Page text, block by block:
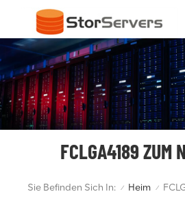
FCLGA4189 ZUM
Sie Befinden Sich In: / Heim /